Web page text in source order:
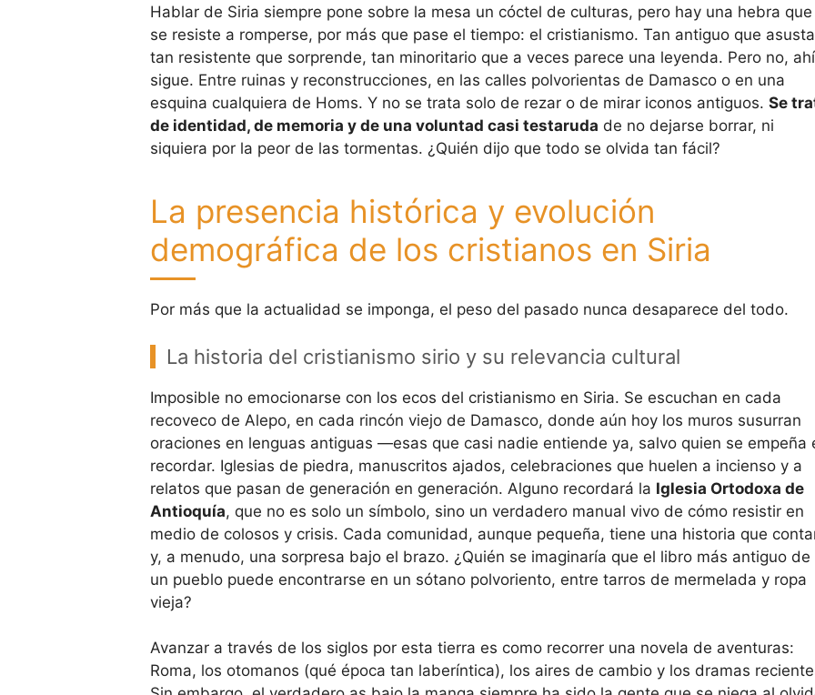
Hablar de Siria siempre pone sobre la mesa un cóctel de culturas, pero hay una hebra que
se resiste a romperse, por más que pase el tiempo: el cristianismo. Tan antiguo que
tan resistente que sorprende, tan minoritario que a veces parece una leyenda. Pero no, ahí
sigue. Entre ruinas y reconstrucciones, en las calles polvorientas de Damasco o en una
esquina cualquiera de Homs. Y no se trata solo de rezar o de mirar iconos antiguos. Se
de identidad, de memoria y de una voluntad casi testaruda de no dejarse borrar, ni
siquiera por la peor de las tormentas. ¿Quién dijo que todo se olvida tan fácil?
La presencia histórica y evolución
demográfica de los cristianos en Siria
Por más que la actualidad se imponga, el peso del pasado nunca desaparece del todo.
La historia del cristianismo sirio y su relevancia cultural
Imposible no emocionarse con los ecos del cristianismo en Siria. Se escuchan en cada
recoveco de Alepo, en cada rincón viejo de Damasco, donde aún hoy los muros susurran
oraciones en lenguas antiguas —esas que casi nadie entiende ya, salvo quien se empeña
recordar. Iglesias de piedra, manuscritos ajados, celebraciones que huelen a incienso y a
relatos que pasan de generación en generación. Alguno recordará la Iglesia Ortodoxa de
Antioquía, que no es solo un símbolo, sino un verdadero manual vivo de cómo resistir en
medio de colosos y crisis. Cada comunidad, aunque pequeña, tiene una historia que
y, a menudo, una sorpresa bajo el brazo. ¿Quién se imaginaría que el libro más antiguo de
un pueblo puede encontrarse en un sótano polvoriento, entre tarros de mermelada y ropa
vieja?
Avanzar a través de los siglos por esta tierra es como recorrer una novela de aventuras:
Roma, los otomanos (qué época tan laberíntica), los aires de cambio y los dramas